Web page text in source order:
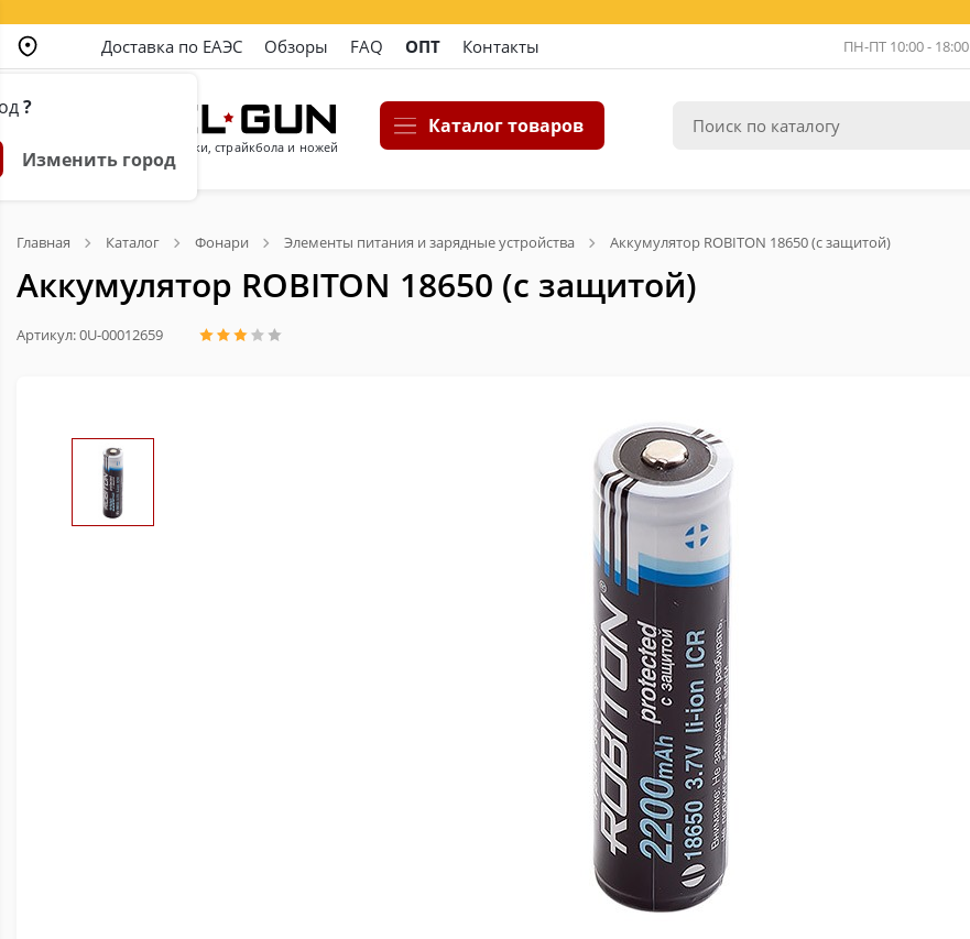
?
Изменить город
Доставка по ЕАЭС Обзоры FAQ ОПТ Контакты ПН-ПТ 10:00 - 18:00
Магазин пневматики, страйкбола и ножей
Каталог товаров
Главная Каталог Фонари Элементы питания и зарядные устройства Аккумулятор ROBITON 18650 (с защитой)
Аккумулятор ROBITON 18650 (с защитой)
Артикул: 0U-00012659